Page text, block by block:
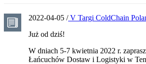
2022-04-05 /V Targi ColdChain
Już od dziś!
W dniach 5-7 kwietnia 2022 r.
Łańcuchów Dostaw i Logistyki w